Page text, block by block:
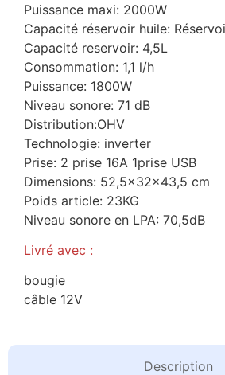
Description
Puissance maxi: 2000W
Capacité réservoir huile:
Capacité reservoir: 4,5L
Consommation: 1,1 l/h
Puissance: 1800W
Niveau sonore: 71 dB
Distribution:OHV
Technologie: inverter
Prise: 2 prise 16A 1prise USB
Dimensions: 52,5x32x43,5 cm
Poids article: 23KG
Niveau sonore en LPA: 70,5dB
Livré avec :
bougie
câble 12V